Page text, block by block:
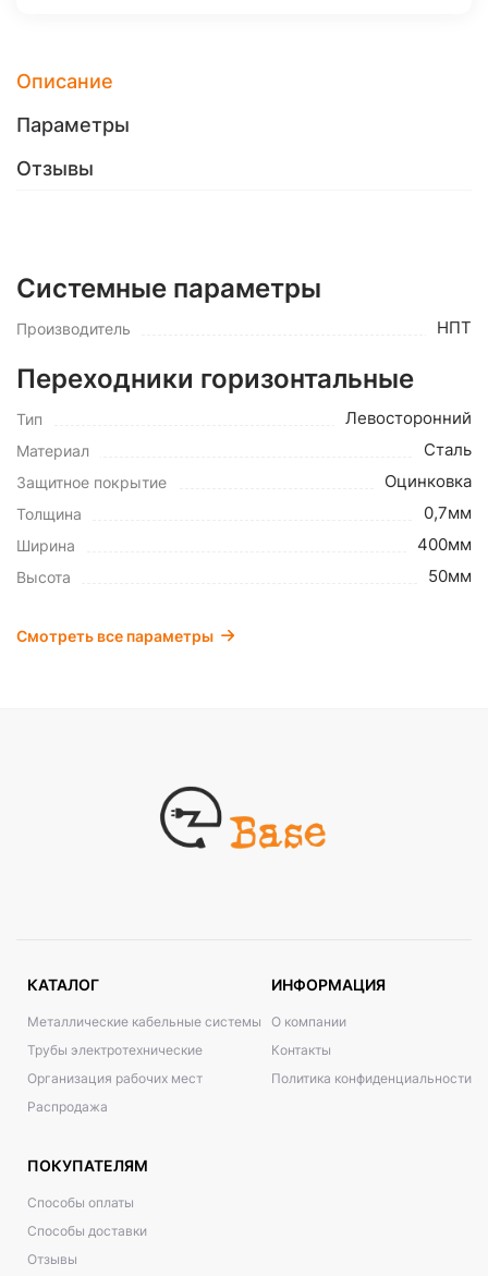
Описание
Параметры
Отзывы
Системные параметры
Производитель НПТ
Переходники горизонтальные
Тип Левосторонний
Материал Сталь
Защитное покрытие Оцинковка
Толщина 0,7мм
Ширина 400мм
Высота 50мм
Смотреть все параметры
КАТАЛОГ
Металлические кабельные системы
Трубы электротехнические
Организация рабочих мест
Распродажа
ИНФОРМАЦИЯ
О компании
Контакты
Политика конфиденциальности
ПОКУПАТЕЛЯМ
Способы оплаты
Способы доставки
Отзывы